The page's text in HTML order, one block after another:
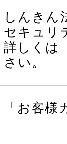
しんきん
セキュリ
詳しくは
さい。
「お客